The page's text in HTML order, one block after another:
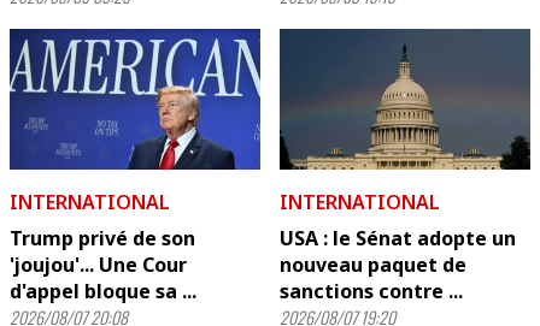
INTERNATIONAL
Trump privé de son
'joujou'... Une Cour
d'appel bloque sa ...
2026/08/07 20:08
INTERNATIONAL
USA : le Sénat adopte un
nouveau paquet de
sanctions contre ...
2026/08/07 19:20